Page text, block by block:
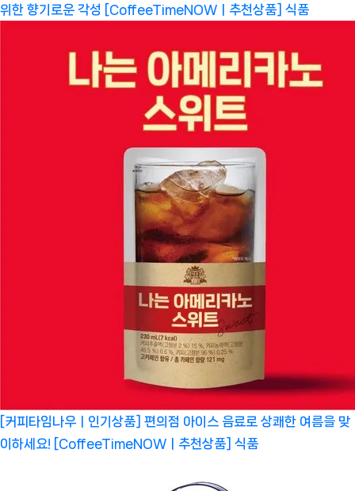
위한 향기로운 각성 [CoffeeTimeNOWㅣ추천상품] 식품
[커피타임나우ㅣ인기상품] 편의점 아이스 음료로 상쾌한 여름을 맞
이하세요! [CoffeeTimeNOWㅣ추천상품] 식품